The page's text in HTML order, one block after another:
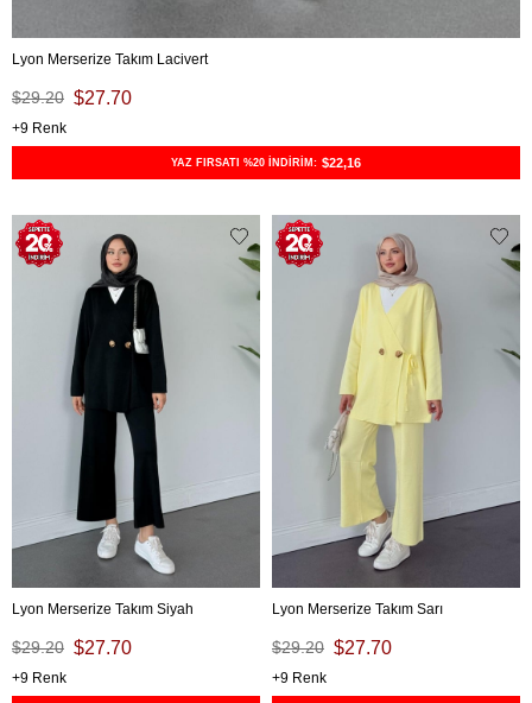
Lyon Merserize Takım Lacivert
$27.70
$29.20
9
YAZ FIRSATI %20 İNDİRİM: $22,16
Lyon Merserize Takım Siyah
$27.70
$29.20
9
Lyon Merserize Takım Sarı
$27.70
$29.20
9